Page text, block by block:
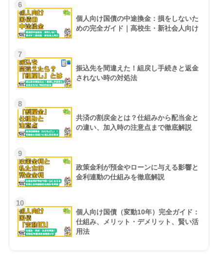
6
個人向け国債の中途換金：損をしないた
めの完全ガイド｜高校生・新社会人向け
7
振込先を間違えた！組戻し手続きと返金
されない時の対処法
8
共済の割戻金とは？仕組みから配当金と
の違い、加入時の注意点まで徹底解説
9
政策金利が預金やローンに与える影響と
金利連動の仕組みを徹底解説
10
個人向け国債（変動10年）完全ガイド：
仕組み、メリット・デメリット、賢い活
用法